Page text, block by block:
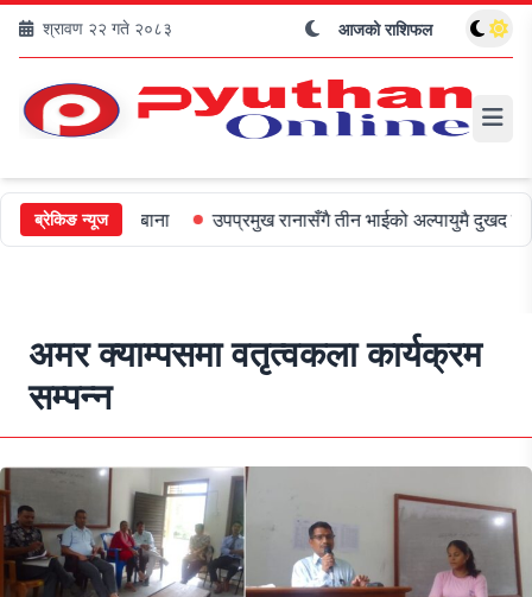
श्रावण २२ गते २०८३ आजको राशिफल
ब्रेकिङ न्यूज
जरिबाना उपप्रमुख रानासँगै तीन भाईको अल्पायुमै दुखद निधन
अमर क्याम्पसमा वतृत्वकला कार्यक्रम
सम्पन्न